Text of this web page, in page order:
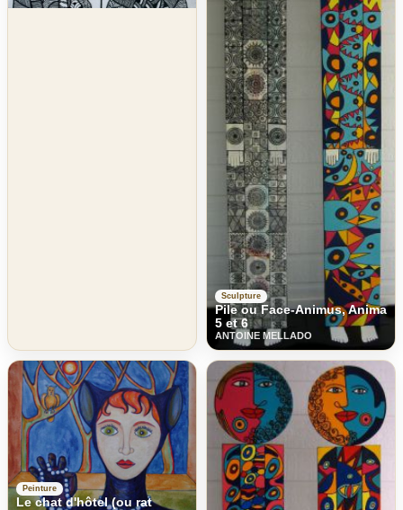
Sculpture
Pile ou Face-Animus, Anima
5 et 6
ANTOINE MELLADO
Peinture
Le chat d'hôtel (ou rat